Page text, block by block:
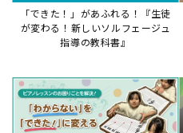
「できた！」があふれる！『生徒
が変わる！新しいソルフェージュ
指導の教科書』